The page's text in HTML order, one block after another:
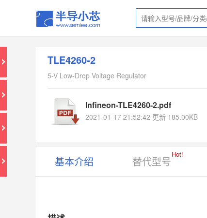
TLE4260-2
5-V Low-Drop Voltage Regulator
Infineon-TLE4260-2.pdf
2021-01-17 21:52:42 更新 185.00KB
基本介绍 替代型号
Hot!